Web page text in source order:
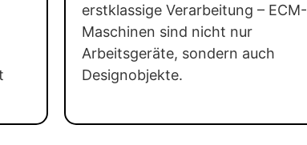
erstklassige Verarbeitung – ECM-
Maschinen sind nicht nur
Arbeitsgeräte, sondern auch
Designobjekte.